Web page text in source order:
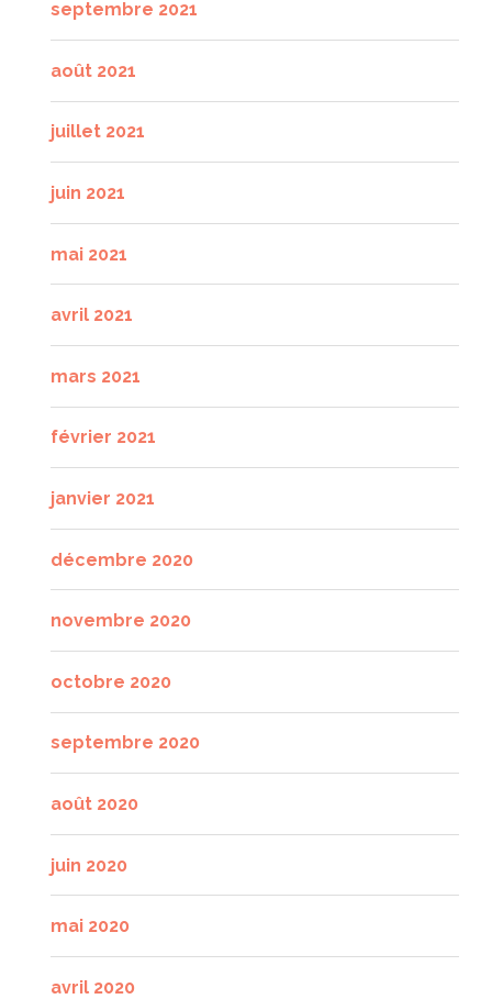
septembre 2021
août 2021
juillet 2021
juin 2021
mai 2021
avril 2021
mars 2021
février 2021
janvier 2021
décembre 2020
novembre 2020
octobre 2020
septembre 2020
août 2020
juin 2020
mai 2020
avril 2020